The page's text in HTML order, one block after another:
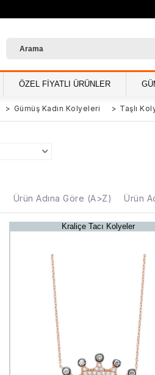
500 TL VE ÜZERİ ÜCRETSİZ
ÖZEL FİYATLI ÜRÜNLER
> Gümüş Kadın Kolyeleri > Taşlı
Ürün Adına Göre (A>Z) Ürün
Kraliçe Tacı Kolyeler